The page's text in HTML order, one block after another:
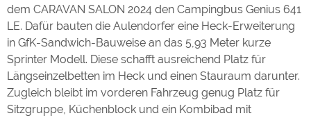
dem CARAVAN SALON 2024 den Campingbus Genius 641
LE. Dafür bauten die Aulendorfer eine Heck-Erweiterung
in GfK-Sandwich-Bauweise an das 5,93 Meter kurze
Sprinter Modell. Diese schafft ausreichend Platz für
Längseinzelbetten im Heck und einen Stauraum darunter.
Zugleich bleibt im vorderen Fahrzeug genug Platz für
Sitzgruppe, Küchenblock und ein Kombibad mit